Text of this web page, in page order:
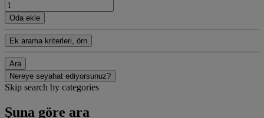
Oda ekle
Ek arama kriterleri, örn
Ara
Nereye seyahat ediyorsunuz?
Skip search by categories
Şuna göre ara